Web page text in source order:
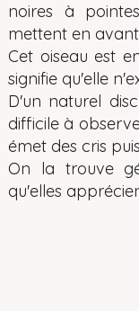
noires à
mettent en
Cet oiseau est
signifie qu'elle
D'un naturel
difficile à
émet des cris
On la trouve
qu'elles